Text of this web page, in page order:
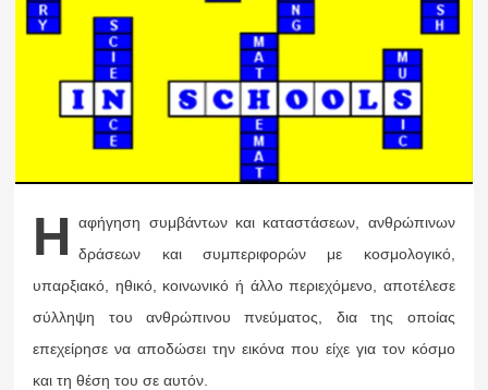
Η
αφήγηση συμβάντων και καταστάσεων, ανθρώπινων
δράσεων και συμπεριφορών με κοσμολογικό,
υπαρξιακό, ηθικό, κοινωνικό ή άλλο περιεχόμενο, αποτέλεσε
σύλληψη του ανθρώπινου πνεύματος, δια της οποίας
επεχείρησε να αποδώσει την εικόνα που είχε για τον κόσμο
και τη θέση του σε αυτόν.